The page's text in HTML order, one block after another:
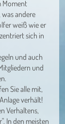
Moment
andere
weiß wie er
sich in
und auch
und
Sie alle mit,
verhält!
Verhaltens,
In den meisten